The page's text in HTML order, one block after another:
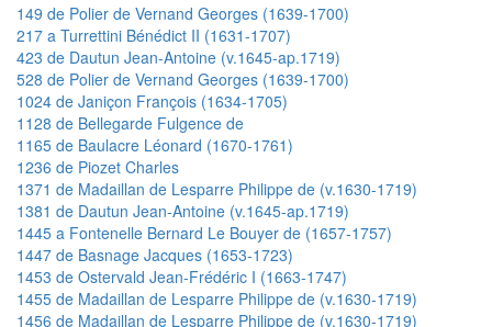
149 de Polier de Vernand Georges (1639-1700)
217 a Turrettini Bénédict II (1631-1707)
423 de Dautun Jean-Antoine (v.1645-ap.1719)
528 de Polier de Vernand Georges (1639-1700)
1024 de Janiçon François (1634-1705)
1128 de Bellegarde Fulgence de
1165 de Baulacre Léonard (1670-1761)
1236 de Piozet Charles
1371 de Madaillan de Lesparre Philippe de (v.1630-1719)
1381 de Dautun Jean-Antoine (v.1645-ap.1719)
1445 a Fontenelle Bernard Le Bouyer de (1657-1757)
1447 de Basnage Jacques (1653-1723)
1453 de Ostervald Jean-Frédéric I (1663-1747)
1455 de Madaillan de Lesparre Philippe de (v.1630-1719)
1456 de Madaillan de Lesparre Philippe de (v.1630-1719)